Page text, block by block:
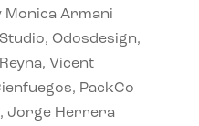
Monica Armani
Odosdesign,
Vicent
PackCo
Jorge Herrera